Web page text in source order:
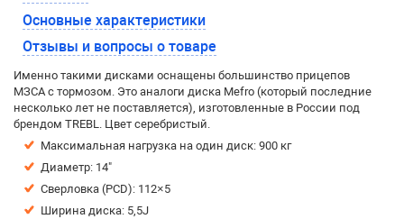
Основные характеристики
Отзывы и вопросы о товаре
Именно такими дисками оснащены большинство прицепов
МЗСА с тормозом. Это аналоги диска Mefro (который последние
несколько лет не поставляется), изготовленные в России под
брендом TREBL. Цвет серебристый.
Максимальная нагрузка на один диск: 900 кг
Диаметр: 14"
Сверловка (PCD): 112×5
Ширина диска: 5,5J